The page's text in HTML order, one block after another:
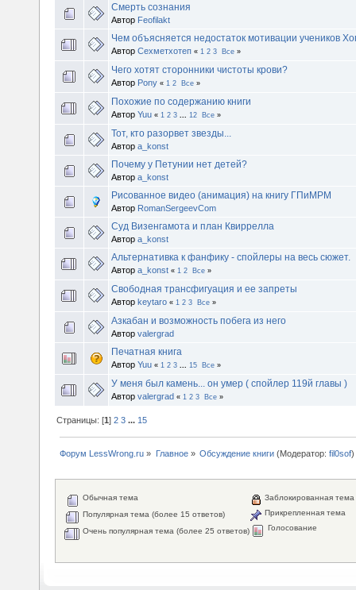
Смерть сознания
Автор Feofilakt
Чем объясняется недостаток мотивации учеников
Автор Сехметхотеп « 1 2 3 Все »
Чего хотят сторонники чистоты крови?
Автор Pony « 1 2 Все »
Похожие по содержанию книги
Автор Yuu « 1 2 3 12 Все »
Тот, кто разорвет звезды...
Автор a_konst
Почему у Петунии нет детей?
Автор a_konst
Рисованное видео (анимация) на книгу ГПиМРМ
Автор RomanSergeevCom
Суд Визенгамота и план Квиррелла
Автор a_konst
Альтернативка к фанфику - спойлеры на весь сюжет.
Автор a_konst « 1 2 Все »
Свободная трансфигуация и ее запреты
Автор keytaro « 1 2 3 Все »
Азкабан и возможность побега из него
Автор valergrad
Печатная книга
Автор Yuu « 1 2 3 15 Все »
У меня был камень... он умер ( спойлер 119й главы )
Автор valergrad « 1 2 3 Все »
Страницы: [1]2 3 ... 15
Форум LessWrong.ru » Главное» Обсуждение книги(Модератор: fil0sof)
Обычная тема
Популярная тема (более 15 ответов)
Очень популярная тема (более 25 ответов)
Заблокированная тема
Прикрепленная тема
Голосование